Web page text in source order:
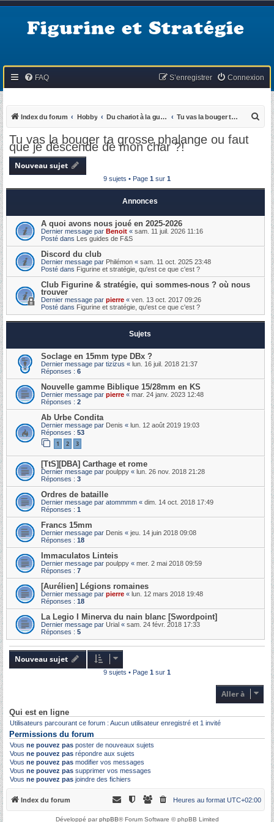
Figurine et Stratégie
FAQ Connexion
S’enregistrer
Index du forum Hobby Du chariot à la guerre de cents ans Tu vas la bouger ta grosse phalange ou faut que je descende de mon char ?!
r
r
Tu vas la bouger ta grosse phalange ou faut
que je descende de mon char ?!
Nouveau sujet
9 sujets • Page 1 sur 1
Annonces
A quoi avons nous joué en 2025-2026
Dernier message par Benoit « sam. 11 juil. 2026 11:16
Posté dans Les guides de F&S
Discord du club
Dernier message par Philémon « sam. 11 oct. 2025 23:48
Posté dans Figurine et stratégie, qu'est ce que c'est ?
Club Figurine & stratégie, qui sommes-nous ? où nous
trouver
Dernier message par pierre « ven. 13 oct. 2017 09:26
Posté dans Figurine et stratégie, qu'est ce que c'est ?
Sujets
Soclage en 15mm type DBx ?
Dernier message par tizizus « lun. 16 juil. 2018 21:37
Réponses : 6
Nouvelle gamme Biblique 15/28mm en KS
Dernier message par pierre « mar. 24 janv. 2023 12:48
Réponses : 2
Ab Urbe Condita
Dernier message par Denis « lun. 12 août 2019 19:03
Réponses : 53
1 2 3
[TtS][DBA] Carthage et rome
Dernier message par poulppy « lun. 26 nov. 2018 21:28
Réponses : 3
Ordres de bataille
Dernier message par atommmm « dim. 14 oct. 2018 17:49
Réponses : 1
Francs 15mm
Dernier message par Denis « jeu. 14 juin 2018 09:08
Réponses : 18
Immaculatos Linteis
Dernier message par poulppy « mer. 2 mai 2018 09:59
Réponses : 7
[Aurélien] Légions romaines
Dernier message par pierre « lun. 12 mars 2018 19:48
Réponses : 18
La Legio I Minerva du nain blanc [Swordpoint]
Dernier message par Urial « sam. 24 févr. 2018 17:33
Réponses : 5
Nouveau sujet
9 sujets • Page 1 sur 1
Aller à
Qui est en ligne
Utilisateurs parcourant ce forum : Aucun utilisateur enregistré et 1 invité
Permissions du forum
Vous ne pouvez pas poster de nouveaux sujets
Vous ne pouvez pas répondre aux sujets
Vous ne pouvez pas modifier vos messages
Vous ne pouvez pas supprimer vos messages
Vous ne pouvez pas joindre des fichiers
Index du forum Heures au format UTC+02:00
Développé parphpBB® Forum Software © phpBB Limited